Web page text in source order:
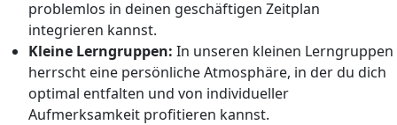
problemlos in deinen geschäftigen Zeitplan
integrieren kannst.
Kleine Lerngruppen: In unseren kleinen Lerngruppen
herrscht eine persönliche Atmosphäre, in der du dich
optimal entfalten und von individueller
Aufmerksamkeit profitieren kannst.